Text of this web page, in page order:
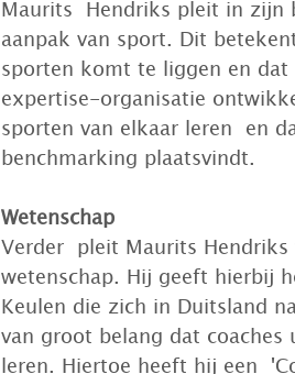
Maurits  Hendriks pleit in zijn
aanpak van sport. Dit
sporten komt te liggen en dat
expertise-organisatie
sporten van elkaar leren  en
benchmarking plaatsvindt.
Wetenschap
Verder  pleit Maurits
wetenschap. Hij geeft hierbij
Keulen die zich in Duitsland
van groot belang dat coaches
leren. Hiertoe heeft hij een